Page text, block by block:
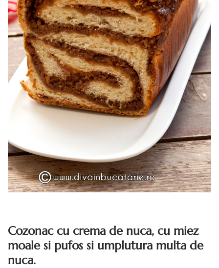
Cozonac cu crema de nuca, cu miez
moale si pufos si umplutura multa de
nuca.